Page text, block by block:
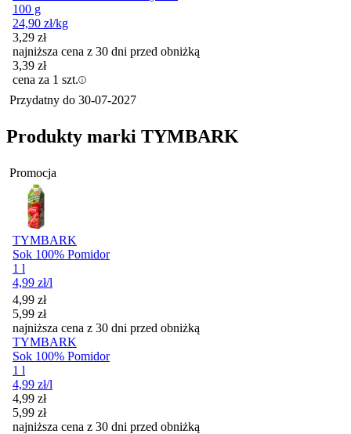
100 g
24,90 zł/kg
3,29 zł
najniższa cena z 30 dni przed obniżką
3,39 zł
cena za 1 szt.
Przydatny do 30-07-2027
Produkty marki TYMBARK
Promocja
TYMBARK
Sok 100% Pomidor
1 l
4,99 zł/l
Cena promocyjna
4,99 zł
5,99 zł
najniższa cena z 30 dni przed obniżką
TYMBARK
Sok 100% Pomidor
1 l
4,99 zł/l
Cena promocyjna
4,99 zł
5,99 zł
najniższa cena z 30 dni przed obniżką